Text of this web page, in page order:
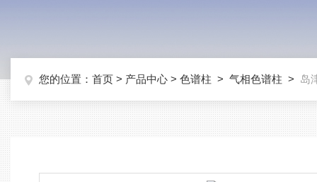
您的位置： 首页 > 产品中心 > 色谱柱 > 气相色谱柱 > 岛